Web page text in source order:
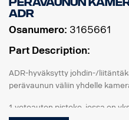
ADR
Osanumero: 3165661
Part Description:
ADR-hyväksytty johdin-/
perävaunun väliin yhdelle
1 vetoauton pistoke, jossa on